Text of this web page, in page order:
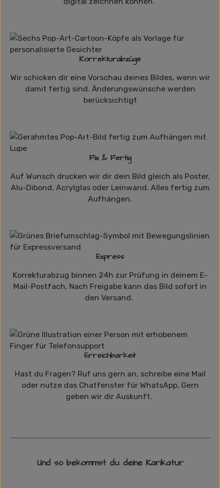
Korrekturabzüge
Wir schicken dir eine Vorschau deines Bildes, wenn wir
damit fertig sind. Änderungswünsche werden
berücksichtigt
Fix & Fertig
Auf Wunsch drucken wir dir dein Bild gleich als Poster,
Alu-Dibond, Acrylglas oder Leinwand. Alles fertig zum
Aufhängen.
Express
Korrekturabzug binnen 24h zur Prüfung in deinem E-
Mail-Postfach. Nach Freigabe kann das Bild sofort in
den Versand.
Erreichbarkeit
Hast du Fragen? Ruf uns gern an, schreibe eine Mail
oder nutze das Chatfenster für WhatsApp. Gern
geben wir dir Auskunft.
Und so bekommst du deine Karikatur